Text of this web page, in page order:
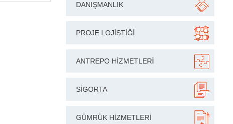
DANIŞMANLIK
PROJE LOJISTIĞI
ANTREPO HIZMETLERI
SIGORTA
GÜMRÜK HIZMETLERI